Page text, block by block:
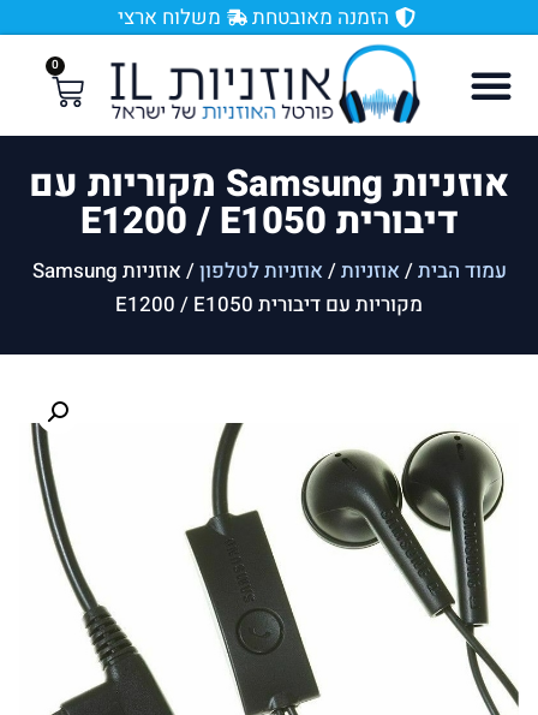
הזמנה מאובטחת משלוח ארצי
0
אוזניות Samsung מקוריות עם
דיבורית E1200 / E1050
עמוד הבית/ אוזניות/ אוזניות לטלפון
/ אוזניות Samsung
מקוריות עם דיבורית E1200 / E1050